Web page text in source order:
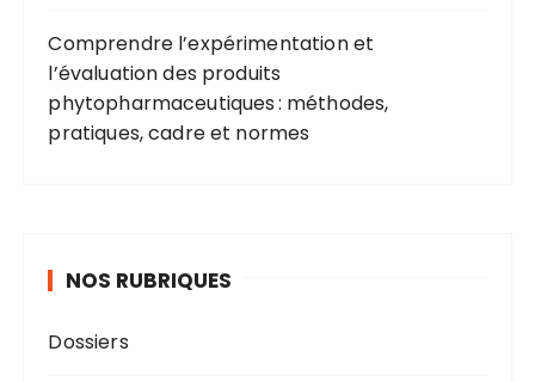
Comprendre l’expérimentation et
l’évaluation des produits
phytopharmaceutiques : méthodes,
pratiques, cadre et normes
NOS RUBRIQUES
Dossiers